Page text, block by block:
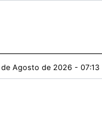
de Agosto de 2026 - 07:13